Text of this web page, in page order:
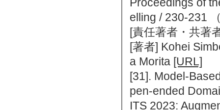
elling / 230-231
[責任著者・共著
[著者] Kohei
a Morita [URL]
[31]. Model-
pen-ended
ITS 2023: